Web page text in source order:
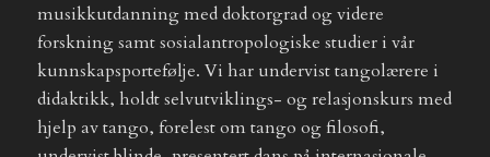
musikkutdanning med doktorgrad og videre
forskning samt sosialantropologiske studier i vår
kunnskapsportefølje. Vi har undervist tangolærere i
didaktikk, holdt selvutviklings- og relasjonskurs med
hjelp av tango, forelest om tango og filosofi,